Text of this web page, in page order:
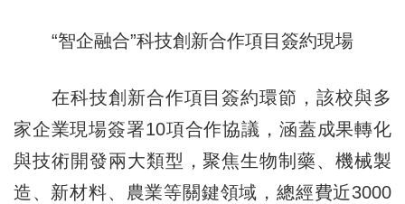
“智企融合”科技創新合作項目簽約現場
在科技創新合作項目簽約環節，該校與多
家企業現場簽署10項合作協議，涵蓋成果轉化
與技術開發兩大類型，聚焦生物制藥、機械製
造、新材料、農業等關鍵領域，總經費近3000